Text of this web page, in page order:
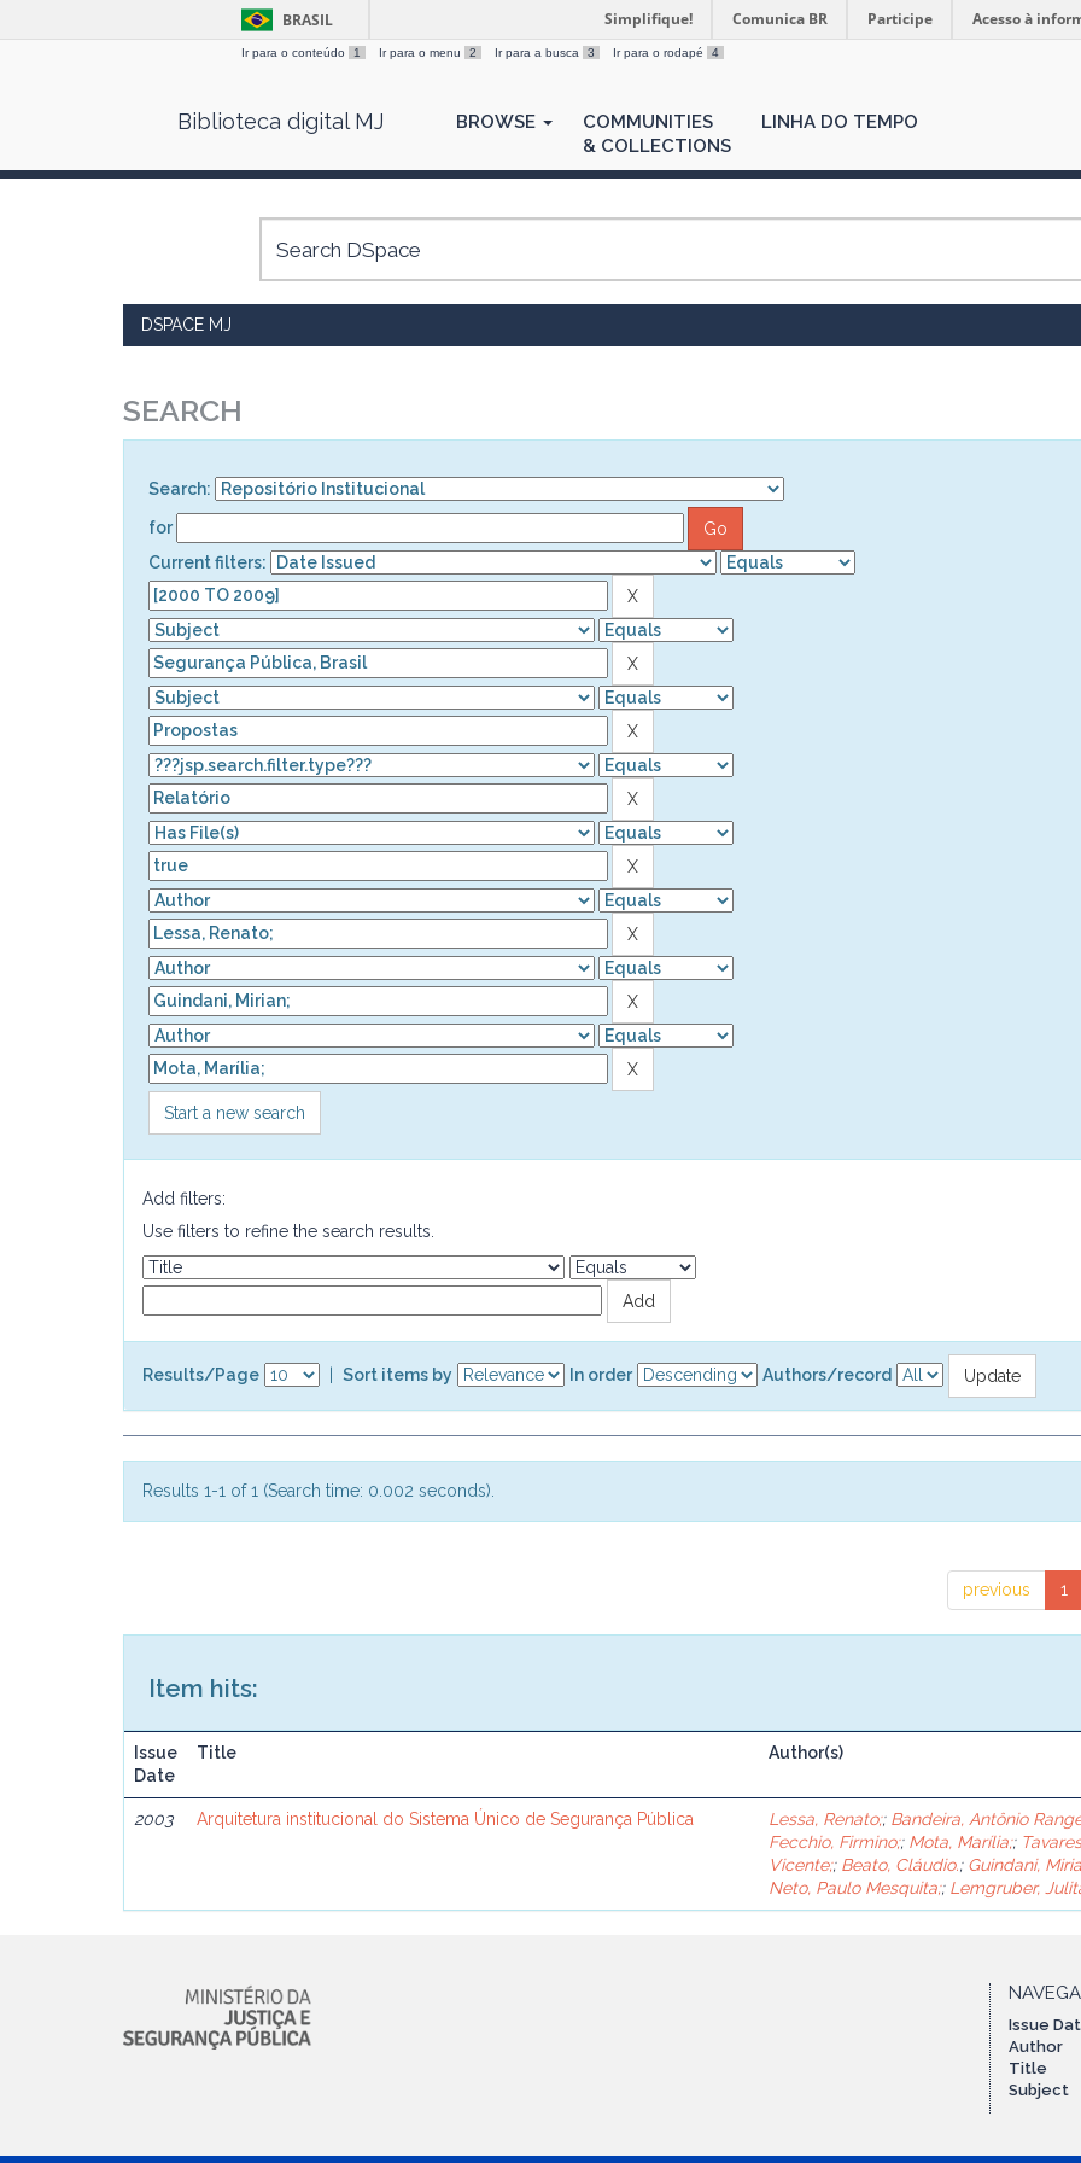
BRASIL Simplifique! Comunica BR Participe Acesso à
Ir para o conteúdo 1 Ir para o menu 2 Ir para a busca 3 Ir para o rodapé 4
Biblioteca digital MJ BROWSE
COMMUNITIES
& COLLECTIONS
LINHA DO TEMPO
DSPACE MJ
SEARCH
Search:
for
Current filters:
Start a new search
Add filters:
Use filters to refine the search results.
Results/Page Sort items by In order Authors/record
Results 1-1 of 1 (Search time: 0.002 seconds).
previous 1
Item hits:
Issue
Date
Title Author(s)
2003 Arquitetura institucional do Sistema Único de Segurança Pública Lessa, Renato;; Bandeira, Antônio
Fecchio, Firmino;; Mota, Marília;;
Vicente;; Beato, Cláudio.; Guindani,
Neto, Paulo Mesquita;; Lemgruber,
Issue
Author
Title
Subject